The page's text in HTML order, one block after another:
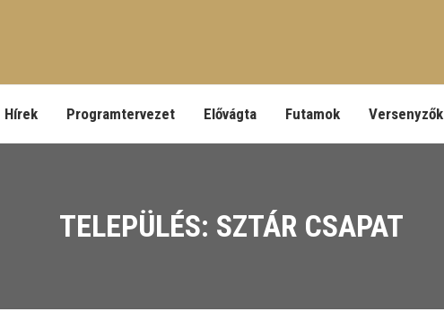
Hírek Programtervezet Elővágta Futamok Versenyzők
TELEPÜLÉS: SZTÁR CSAPAT